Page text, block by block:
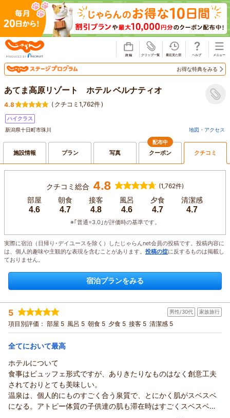
お得な特典をみる
あてま高原リゾート ホテル ベルナティオ
4.8 ( クチコミ1,762件)
ハイクラス
新潟県十日町市珠川
地図・アクセス
施設情報 プラン 写真
配布中
クーポン クチコミ
クチコミ総合 4.8 (1,762件)
部屋
4.6
朝食
4.7
接客
4.8
風呂
4.6
夕食
4.7
清潔感
4.7
※｢普通=3.0｣が評価時の基準です。
実際に宿泊（日帰り･デイユースを除く）したじゃらんnet会員の投稿です。投稿内容に
は、個人的趣味や主観的な表現を含むことがあります。 投稿の掟に反するものは掲載し
ておりません。
宿泊プランをみる
5 男性/30代 家族旅行
項目別評価： 部屋 5 風呂 5 朝食 5 夕食 5 接客 5 清潔感 5
全てにおいて最高
ホテルについて
食事はビュッフェ形式ですが、ありきたりなものはなく創意工夫
されておりとても美味しい。
温泉は、個人的にものすごく合う泉質で、とにかく肌がスベスベ
になる。アトピー体質の子供達の肌も滞在時はすごくスベスベ